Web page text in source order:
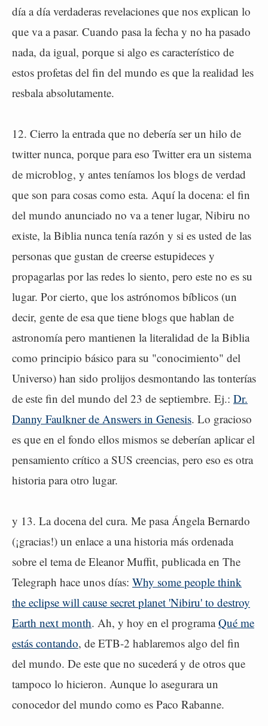
día a día verdaderas revelaciones que nos explican lo
que va a pasar. Cuando pasa la fecha y no ha pasado
nada, da igual, porque si algo es característico de
estos profetas del fin del mundo es que la realidad les
resbala absolutamente.
12. Cierro la entrada que no debería ser un hilo de
twitter nunca, porque para eso Twitter era un sistema
de microblog, y antes teníamos los blogs de verdad
que son para cosas como esta. Aquí la docena: el fin
del mundo anunciado no va a tener lugar, Nibiru no
existe, la Biblia nunca tenía razón y si es usted de las
personas que gustan de creerse estupideces y
propagarlas por las redes lo siento, pero este no es su
lugar. Por cierto, que los astrónomos bíblicos (un
decir, gente de esa que tiene blogs que hablan de
astronomía pero mantienen la literalidad de la Biblia
como principio básico para su "conocimiento" del
Universo) han sido prolijos desmontando las tonterías
de este fin del mundo del 23 de septiembre. Ej.: Dr.
Danny Faulkner de Answers in Genesis. Lo gracioso
es que en el fondo ellos mismos se deberían aplicar el
pensamiento crítico a SUS creencias, pero eso es otra
historia para otro lugar.
y 13. La docena del cura. Me pasa Ángela Bernardo
(¡gracias!) un enlace a una historia más ordenada
sobre el tema de Eleanor Muffit, publicada en The
Telegraph hace unos días: Why some people think
the eclipse will cause secret planet 'Nibiru' to destroy
Earth next month. Ah, y hoy en el programaQué me
estás contando, de ETB-2 hablaremos algo del fin
del mundo. De este que no sucederá y de otros que
tampoco lo hicieron. Aunque lo asegurara un
conocedor del mundo como es Paco Rabanne.